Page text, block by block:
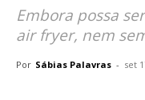
Embora possa
air fryer, nem
Por Sábias Palavras - set